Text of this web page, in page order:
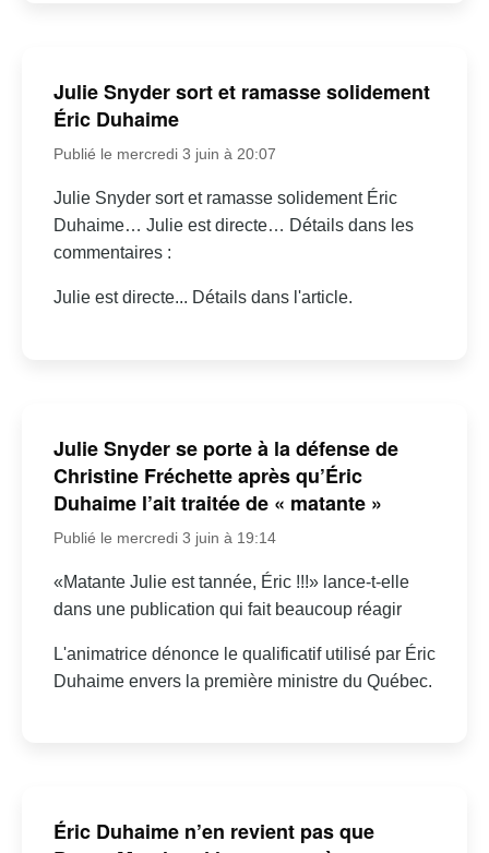
Julie Snyder sort et ramasse solidement
Éric Duhaime
Publié le mercredi 3 juin à 20:07
Julie Snyder sort et ramasse solidement Éric
Duhaime… Julie est directe… Détails dans les
commentaires :
Julie est directe... Détails dans l'article.
Julie Snyder se porte à la défense de
Christine Fréchette après qu’Éric
Duhaime l’ait traitée de « matante »
Publié le mercredi 3 juin à 19:14
«Matante Julie est tannée, Éric !!!» lance-t-elle
dans une publication qui fait beaucoup réagir
L'animatrice dénonce le qualificatif utilisé par Éric
Duhaime envers la première ministre du Québec.
Éric Duhaime n’en revient pas que